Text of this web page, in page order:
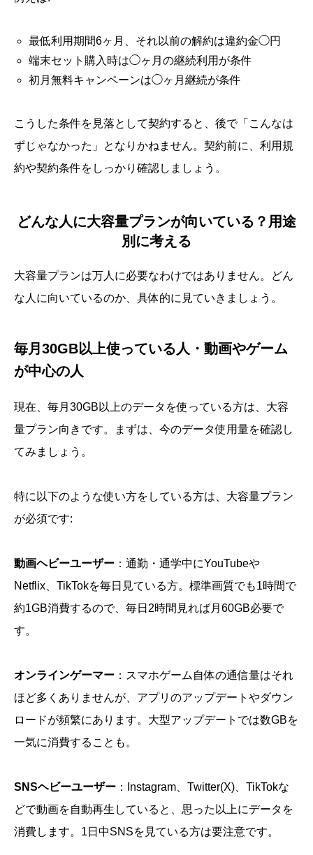
最低利用期間6ヶ月、それ以前の解約は違約金◯円
端末セット購入時は◯ヶ月の継続利用が条件
初月無料キャンペーンは◯ヶ月継続が条件
こうした条件を見落として契約すると、後で「こんなは
ずじゃなかった」となりかねません。契約前に、利用規
約や契約条件をしっかり確認しましょう。
どんな人に大容量プランが向いている？用途
別に考える
大容量プランは万人に必要なわけではありません。どん
な人に向いているのか、具体的に見ていきましょう。
毎月30GB以上使っている人・動画やゲーム
が中心の人
現在、毎月30GB以上のデータを使っている方は、大容
量プラン向きです。まずは、今のデータ使用量を確認し
てみましょう。
特に以下のような使い方をしている方は、大容量プラン
が必須です:
動画ヘビーユーザー ：通勤・通学中にYouTubeや
Netflix、TikTokを毎日見ている方。標準画質でも1時間で
約1GB消費するので、毎日2時間見れば月60GB必要で
す。
オンラインゲーマー ：スマホゲーム自体の通信量はそれ
ほど多くありませんが、アプリのアップデートやダウン
ロードが頻繁にあります。大型アップデートでは数GBを
一気に消費することも。
SNSヘビーユーザー ：Instagram、Twitter(X)、TikTokな
どで動画を自動再生していると、思った以上にデータを
消費します。1日中SNSを見ている方は要注意です。